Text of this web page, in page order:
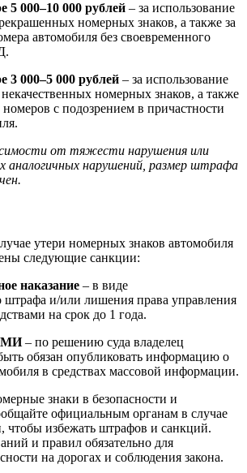
5 000–10 000 рублей – за использование
номерных знаков, а также за
автомобиля без своевременного
3 000–5 000 рублей – за использование
номерных знаков, а также
с подозрением в причастности
от тяжести нарушения или
аналогичных нарушений, размер штрафа
утери номерных знаков автомобиля
следующие санкции:
наказание – в виде
штрафа и/или лишения права управления
на срок до 1 года.
– по решению суда владелец
обязан опубликовать информацию о
в средствах массовой информации.
знаки в безопасности и
официальным органам в случае
чтобы избежать штрафов и санкций.
и правил обязательно для
на дорогах и соблюдения закона.